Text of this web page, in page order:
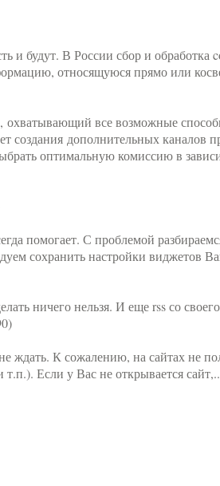
и будут. В России сбор и обработка
относящуюся прямо или
охватывающий все возможные
создания дополнительных каналов
оптимальную комиссию в
помогает. С проблемой
сохранить настройки виджетов
ничего нельзя. И еще rss со
ждать. К сожалению, на сайтах не
Если у Вас не открывается